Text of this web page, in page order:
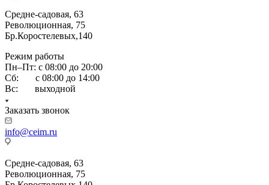
Средне-садовая, 63
Революционная, 75
Бр.Коростелевых,140
Режим работы
Пн–Пт: с 08:00 до 20:00
Сб: с 08:00 до 14:00
Вс: выходной
Заказать звонок
info@ceim.ru
Средне-садовая, 63
Революционная, 75